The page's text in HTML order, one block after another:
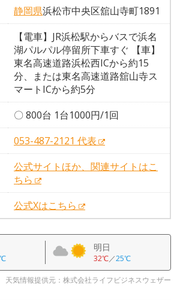
静岡県浜松市中央区舘山寺町1891
【電車】JR浜松駅からバスで浜名
湖パルパル停留所下車すぐ 【車】
東名高速道路浜松西ICから約15
分、または東名高速道路舘山寺ス
マートICから約5分
〇 800台 1台1000円/1回
053-487-2121 代表
公式サイトほか、関連サイトはこ
ちら
公式Xはこちら
明日
32℃／25℃
天気情報提供元：株式会社ライフビジネスウェザー